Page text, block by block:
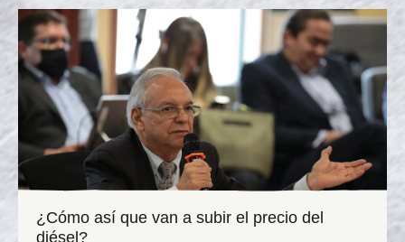
¿Cómo así que van a subir el precio del
diésel?